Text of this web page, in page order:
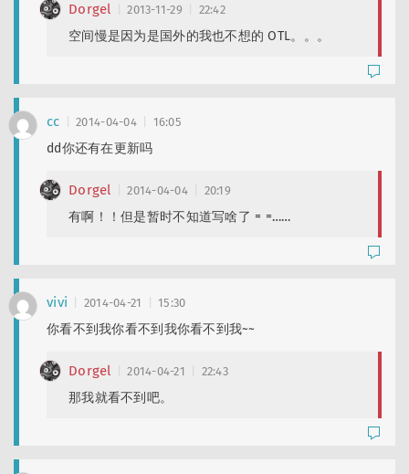
Dorgel 2013-11-29 22:42
空间慢是因为是国外的我也不想的 OTL。。。
cc 2014-04-04 16:05
dd你还有在更新吗
Dorgel 2014-04-04 20:19
有啊！！但是暂时不知道写啥了 = =……
vivi 2014-04-21 15:30
你看不到我你看不到我你看不到我~~
Dorgel 2014-04-21 22:43
那我就看不到吧。